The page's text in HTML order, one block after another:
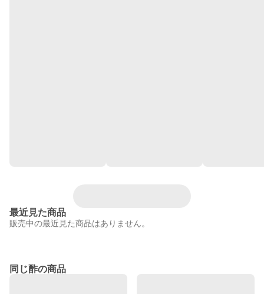
最近見た商品
販売中の最近見た商品はありません。
同じ酢の商品